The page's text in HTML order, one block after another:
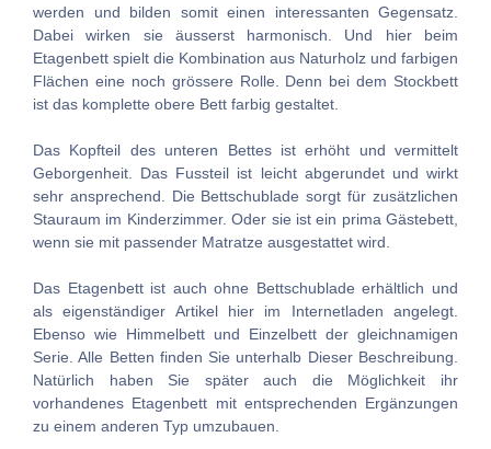
werden und bilden somit einen interessanten Gegensatz.
Dabei wirken sie äusserst harmonisch. Und hier beim
Etagenbett spielt die Kombination aus Naturholz und farbigen
Flächen eine noch grössere Rolle. Denn bei dem Stockbett
ist das komplette obere Bett farbig gestaltet.
Das Kopfteil des unteren Bettes ist erhöht und vermittelt
Geborgenheit. Das Fussteil ist leicht abgerundet und wirkt
sehr ansprechend. Die Bettschublade sorgt für zusätzlichen
Stauraum im Kinderzimmer. Oder sie ist ein prima Gästebett,
wenn sie mit passender Matratze ausgestattet wird.
Das Etagenbett ist auch ohne Bettschublade erhältlich und
als eigenständiger Artikel hier im Internetladen angelegt.
Ebenso wie Himmelbett und Einzelbett der gleichnamigen
Serie. Alle Betten finden Sie unterhalb Dieser Beschreibung.
Natürlich haben Sie später auch die Möglichkeit ihr
vorhandenes Etagenbett mit entsprechenden Ergänzungen
zu einem anderen Typ umzubauen.